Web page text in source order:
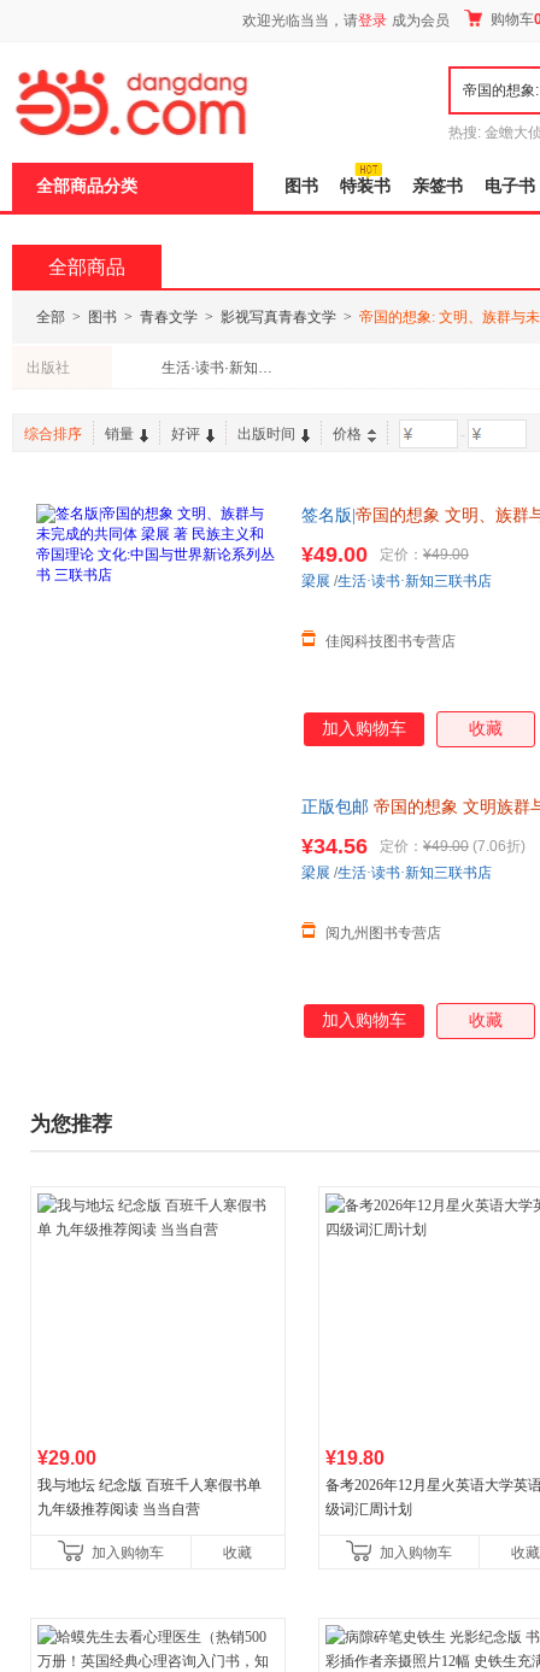
欢迎光临当当，请登录 成为会员 购物车
热搜: 金蟾大
全部商品分类 图书 特装书 亲签书 电子书
全部商品
全部 > 图书 > 青春文学 > 影视写真青春文学 > 帝国的想象: 文明、族群与
出版社 生活·读书·新知三联书店
综合排序 销量 好评 出版时间 价格 -
签名版| 帝国的想象 文明、族群
¥49.00 定价： ¥49.00
佳阅科技图书专营店
梁展 /生活·读书·新知三联书店
加入购物车 收藏
正版包邮 帝国的想象 文明族群
¥34.56 定价： ¥49.00 (7.06折)
阅九州图书专营店
梁展 /生活·读书·新知三联书店
加入购物车 收藏
为您推荐
¥29.00
我与地坛 纪念版 百班千人寒假书单
九年级推荐阅读 当当自营
加入购物车 收藏
¥19.80
备考2026年12月星火英语大学英
级词汇周计划
加入购物车 收藏
页
加